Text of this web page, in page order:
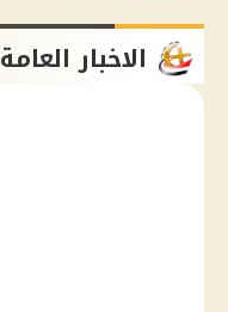
الاخبار العامة